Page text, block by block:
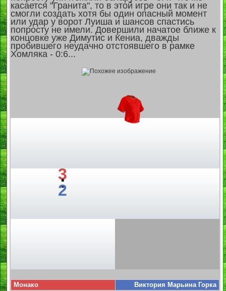
касается "Гранита", то в этой игре они так и не
смогли создать хотя бы один опасный момент
или удар у ворот Луиша и шансов спастись
попросту не имели. Довершили начатое ближе к
концовке уже Димутис и Кениа, дважды
пробившего неудачно отстоявшего в рамке
Хомляка - 0:6...
3
:
2
Монако Виктория Марьина Горка